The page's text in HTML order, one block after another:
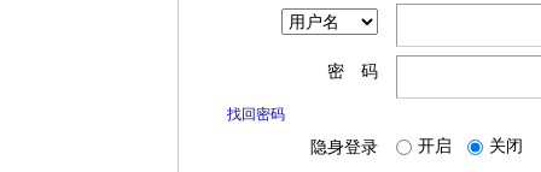
密 码
找回密码
隐身登录 开启 关闭